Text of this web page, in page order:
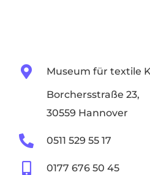
Museum für textile
Borchersstraße 23,
30559 Hannover
0511 529 55 17
0177 676 50 45